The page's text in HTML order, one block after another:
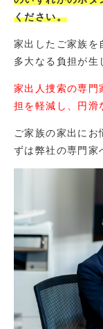
ください。
家出したご家族を
多大なる負担が生
家出人捜索の専門
担を軽減し、円滑
ご家族の家出にお
ずは弊社の専門家